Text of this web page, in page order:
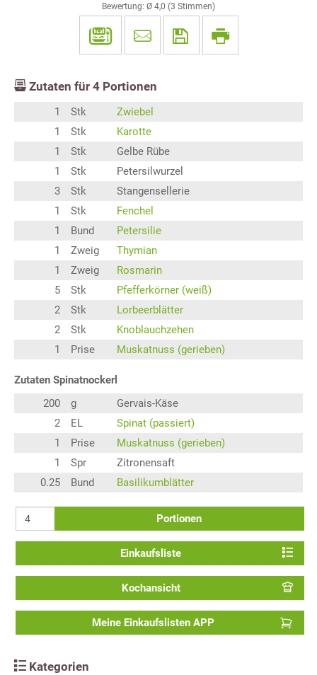
Bewertung: Ø 4,0 (3 Stimmen)
Zutaten für 4 Portionen
1 Stk
Zwiebel
1
Stk
Karotte
1
Stk
Gelbe Rübe
1
Stk
Petersilwurzel
3
Stk
Stangensellerie
1
Stk
Fenchel
1
Bund
Petersilie
1
Zweig
Thymian
1
Zweig
Rosmarin
5
Stk
Pfefferkörner (weiß)
2
Stk
Lorbeerblätter
2
Stk
Knoblauchzehen
1
Prise Muskatnuss (gerieben)
Zutaten Spinatnockerl
200
g
Gervais-Käse
2
EL
Spinat (passiert)
1
Prise
Muskatnuss (gerieben)
1
Spr
Zitronensaft
0.25
Bund Basilikumblätter
Portionen
Einkaufsliste
Kochansicht
Meine Einkaufslisten APP
Kategorien